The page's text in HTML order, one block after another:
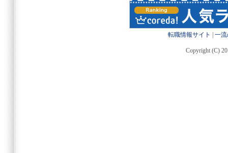
転職情報サイト 一
Copyright (C)